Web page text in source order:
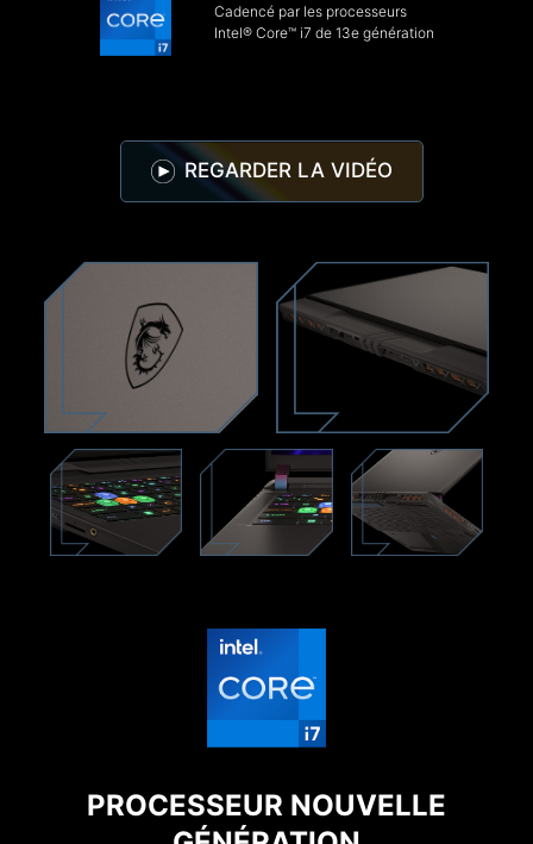
Cadencé par les processeurs
Intel® Core™ i7 de 13e génération
REGARDER LA VIDÉO
PROCESSEUR NOUVELLE